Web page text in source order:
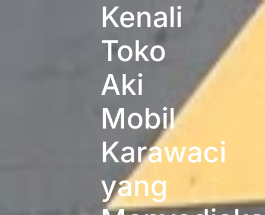
Kenali
Toko
Aki
Mobil
Karawaci
yang